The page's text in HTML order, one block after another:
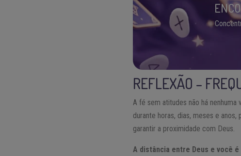
REFLEXÃO –
A fé sem atitudes não há
durante horas, dias, meses e
garantir a proximidade com Deus.
A distância entre Deus e você